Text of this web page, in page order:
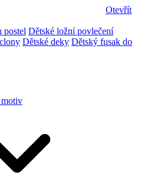
Otevřít
postel Dětské ložní povlečení
Dětské deky Dětský fusak do